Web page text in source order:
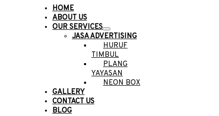
HOME
ABOUT US
OUR SERVICES
JASA ADVERTISING
HURUF
TIMBUL
PLANG
YAYASAN
NEON BOX
GALLERY
CONTACT US
BLOG